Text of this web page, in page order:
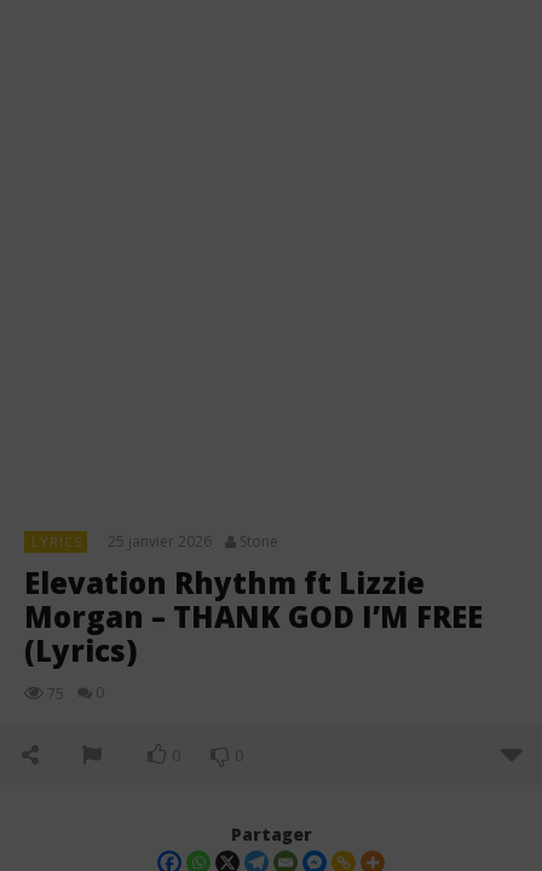
LYRICS 25 janvier 2026 Stone
Elevation Rhythm ft Lizzie
Morgan – THANK GOD I’M FREE
(Lyrics)
75 0
0 0
Partager